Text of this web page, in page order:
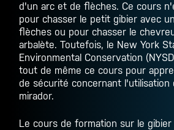
d'un arc et de flèches. Ce cours
pour chasser le petit gibier avec
flèches ou pour chasser le
arbalète. Toutefois, le New York
Environmental Conservation
tout de même ce cours pour
de sécurité concernant
mirador.
Le cours de formation sur le